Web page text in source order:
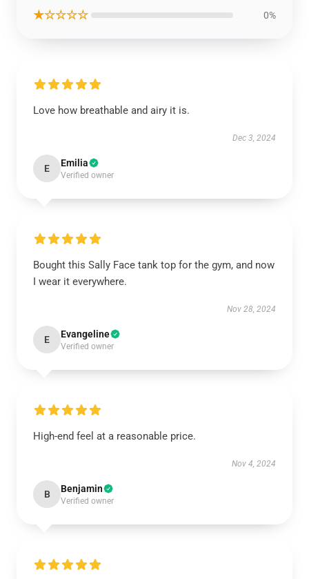
★☆☆☆☆ 0%
Love how breathable and airy it is.
Dec 3, 2024
E Emilia
Verified owner
Bought this Sally Face tank top for the gym, and now
I wear it everywhere.
Nov 28, 2024
E Evangeline
Verified owner
High-end feel at a reasonable price.
Nov 4, 2024
B Benjamin
Verified owner